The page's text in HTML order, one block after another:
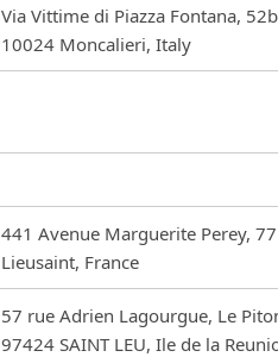
Via Vittime di Piazza Fontana,
10024 Moncalieri, Italy
441 Avenue Marguerite Perey,
Lieusaint, France
57 rue Adrien Lagourgue, Le
97424 SAINT LEU, Ile de la